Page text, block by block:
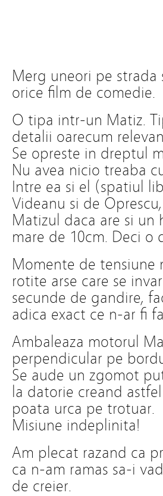
Merg uneori pe
orice film de comedie.
O tipa intr-un Matiz.
detalii oarecum
Se opreste in dreptul
Nu avea nicio treaba
Intre ea si el (spatiul
Videanu si de
Matizul daca are si
mare de 10cm. Deci o
Momente de tensiune
rotite arse care se
secunde de gandire,
adica exact ce n-ar fi
Ambaleaza motorul
perpendicular pe
Se aude un zgomot
la datorie creand
poata urca pe trotuar.
Misiune indeplinita!
Am plecat razand ca
ca n-am ramas sa-i
de creier.